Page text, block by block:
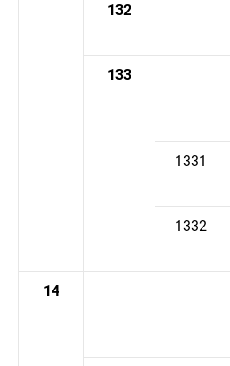
132
133
1331
1332
14